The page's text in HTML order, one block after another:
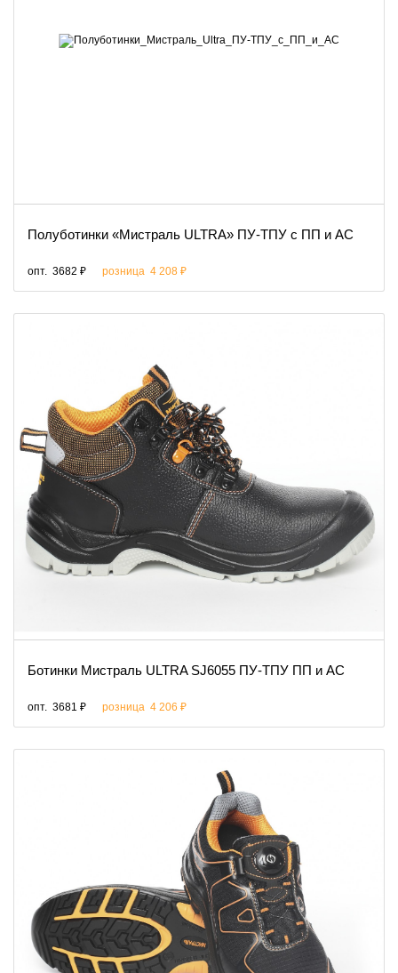
Полуботинки «Мистраль ULTRA» ПУ-ТПУ с ПП и АС
опт. 3682 ₽ розница 4 208 ₽
Ботинки Мистраль ULTRA SJ6055 ПУ-ТПУ ПП и АС
опт. 3681 ₽ розница 4 206 ₽